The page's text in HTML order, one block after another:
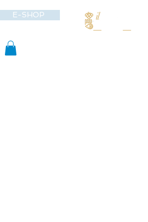
E-SHOP